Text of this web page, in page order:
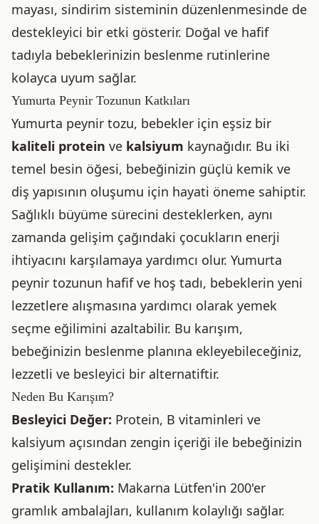
mayası, sindirim sisteminin düzenlenmesinde de
destekleyici bir etki gösterir. Doğal ve hafif
tadıyla bebeklerinizin beslenme rutinlerine
kolayca uyum sağlar.
Yumurta Peynir Tozunun Katkıları
Yumurta peynir tozu, bebekler için eşsiz bir
kaliteli protein ve kalsiyum kaynağıdır. Bu iki
temel besin öğesi, bebeğinizin güçlü kemik ve
diş yapısının oluşumu için hayati öneme sahiptir.
Sağlıklı büyüme sürecini desteklerken, aynı
zamanda gelişim çağındaki çocukların enerji
ihtiyacını karşılamaya yardımcı olur. Yumurta
peynir tozunun hafif ve hoş tadı, bebeklerin yeni
lezzetlere alışmasına yardımcı olarak yemek
seçme eğilimini azaltabilir. Bu karışım,
bebeğinizin beslenme planına ekleyebileceğiniz,
lezzetli ve besleyici bir alternatiftir.
Neden Bu Karışım?
Besleyici Değer: Protein, B vitaminleri ve
kalsiyum açısından zengin içeriği ile bebeğinizin
gelişimini destekler.
Pratik Kullanım: Makarna Lütfen'in 200'er
gramlık ambalajları, kullanım kolaylığı sağlar.